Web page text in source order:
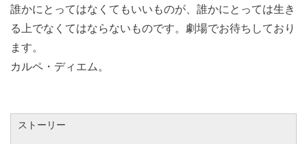
誰かにとってはなくてもいいものが、 誰かにとっては生き
る上でなくてはならないものです。 劇場でお待ちしており
ます。
カルペ・ディエム。
ストーリー